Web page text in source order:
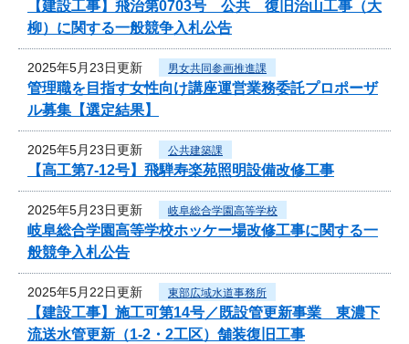
【建設工事】飛治第0703号 公共 復旧治山工事（大
柳）に関する一般競争入札公告
2025年5月23日更新 男女共同参画推進課
管理職を目指す女性向け講座運営業務委託プロポーザ
ル募集【選定結果】
2025年5月23日更新 公共建築課
【高工第7-12号】飛騨寿楽苑照明設備改修工事
2025年5月23日更新 岐阜総合学園高等学校
岐阜総合学園高等学校ホッケー場改修工事に関する一
般競争入札公告
2025年5月22日更新 東部広域水道事務所
【建設工事】施工可第14号／既設管更新事業 東濃下
流送水管更新（1-2・2工区）舗装復旧工事